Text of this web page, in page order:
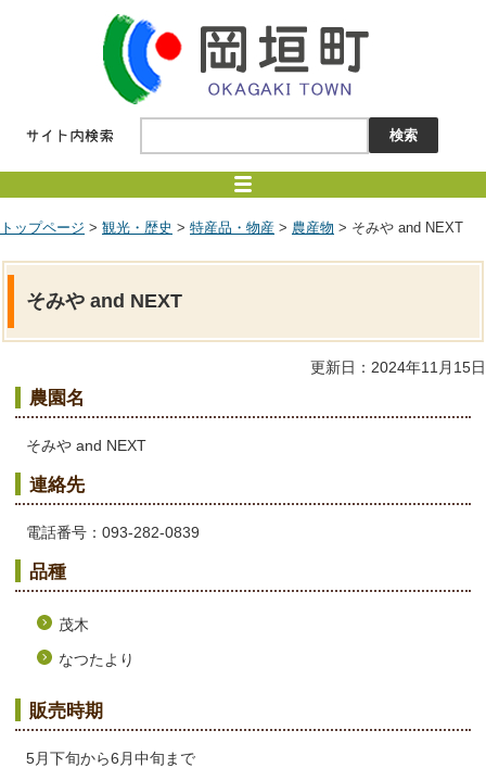
トップページ > 観光・歴史 > 特産品・物産 > 農産物 > そみや and NEXT
そみや and NEXT
更新日：2024年11月15日
農園名
そみや and NEXT
連絡先
電話番号：093-282-0839
品種
茂木
なつたより
販売時期
5月下旬から6月中旬まで